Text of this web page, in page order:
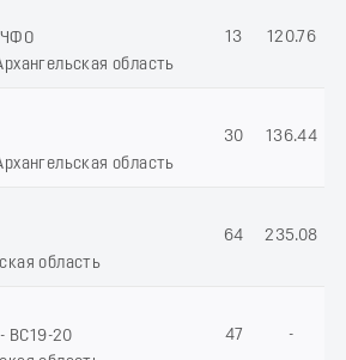
область
13 120.76
область
30 136.44
область
64 235.08
- ВС19-20
47 -